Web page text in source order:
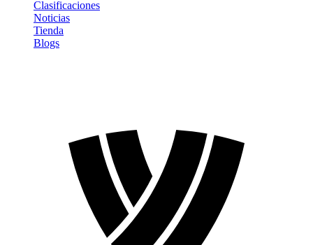
Clasificaciones
Noticias
Tienda
Blogs